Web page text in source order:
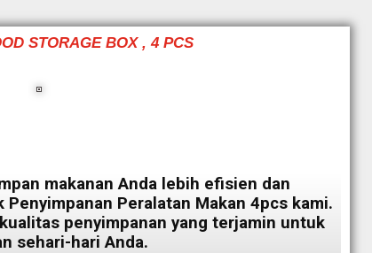
STORAGE BOX , 4 PCS
makanan Anda lebih efisien dan
Peralatan Makan 4pcs kami.
penyimpanan yang terjamin untuk
sehari-hari Anda.